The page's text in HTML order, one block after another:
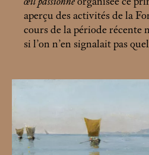
aperçu des activités de la
cours de la période récente
si l’on n’en signalait pas